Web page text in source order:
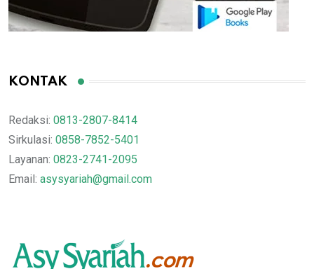
KONTAK
Redaksi: 0813-2807-8414
Sirkulasi: 0858-7852-5401
Layanan: 0823-2741-2095
Email: asysyariah@gmail.com